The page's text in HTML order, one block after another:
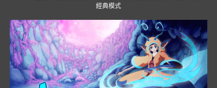
經典模式